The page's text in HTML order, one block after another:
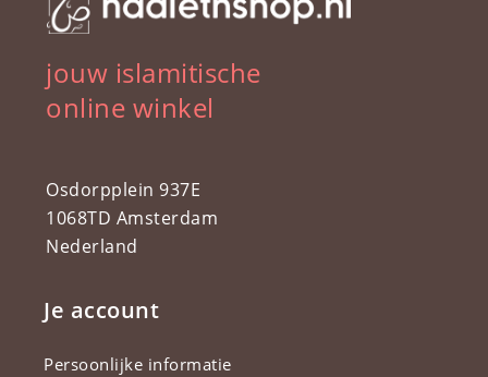
jouw islamitische
online winkel
Osdorpplein 937E
1068TD Amsterdam
Nederland
Je account
Persoonlijke informatie